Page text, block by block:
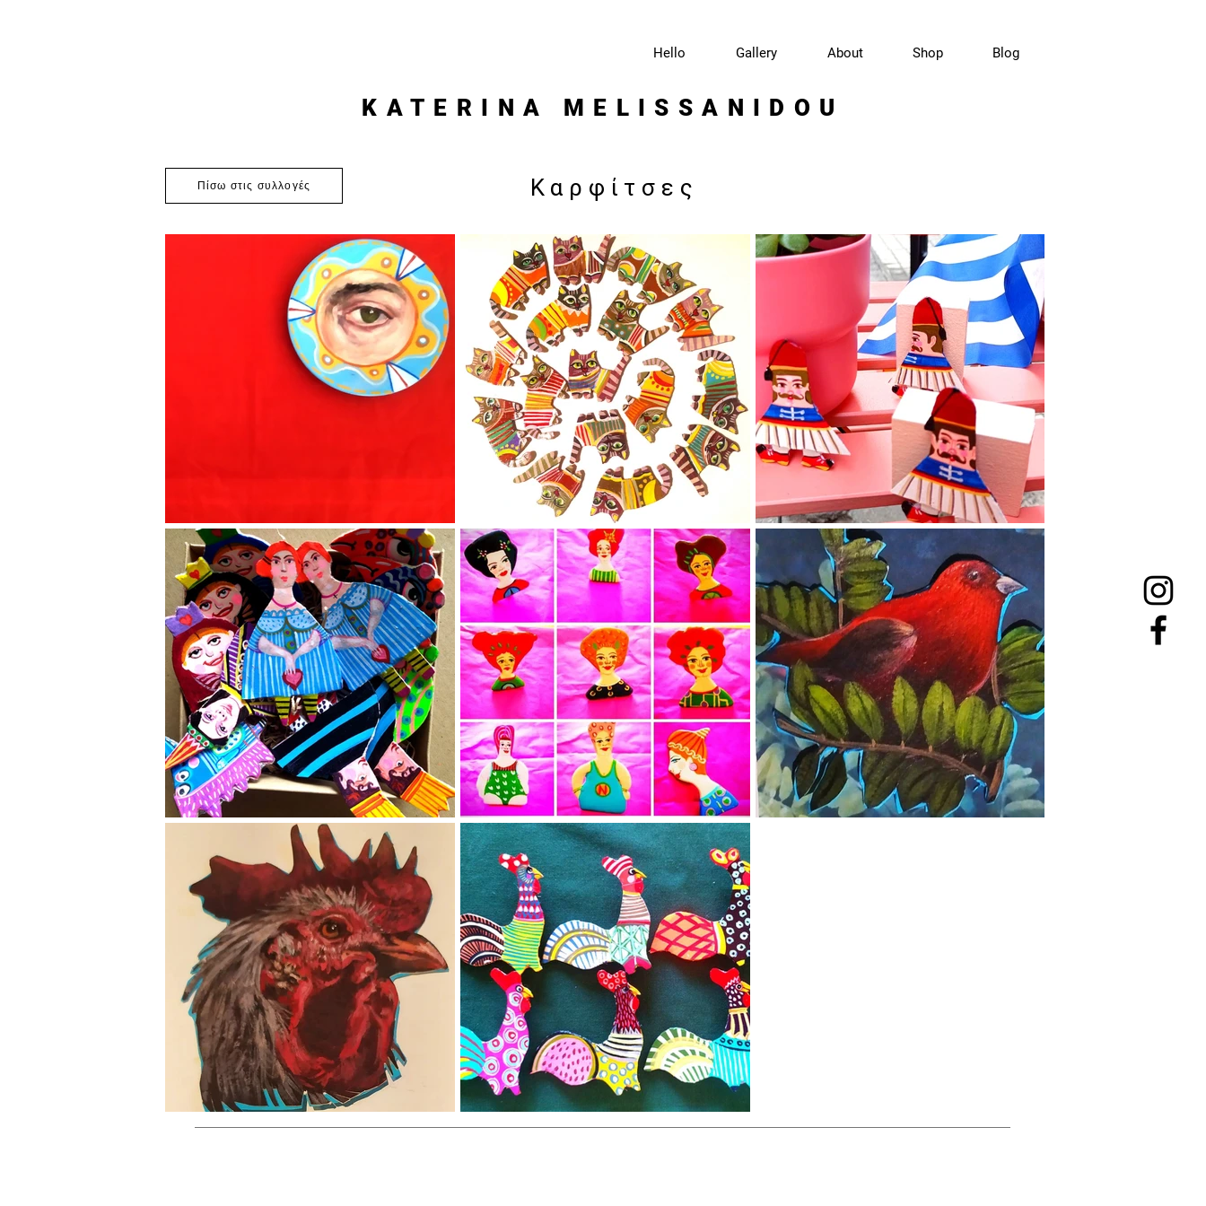
Hello Gallery About Shop Blog
KATERINA MELISSANIDOU
Πίσω στις συλλογές Καρφίτσες